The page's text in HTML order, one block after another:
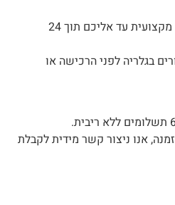
ניתן להזמין משלוח + תלייה מקצועית עד אליכם תוך 24
בגלריה לפני הרכישה או
אנו ניצור קשר מידית לקבלת